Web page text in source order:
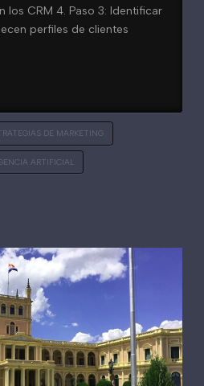
los CRM 4. Paso 3: Identificar
perfiles de clientes
DE MARKETING
ARTIFICIAL